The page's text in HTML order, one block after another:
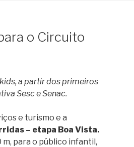
o Circuito
a partir dos primeiros
Sesc e Senac.
e turismo e a
– etapa Boa Vista.
m, para o público infantil,